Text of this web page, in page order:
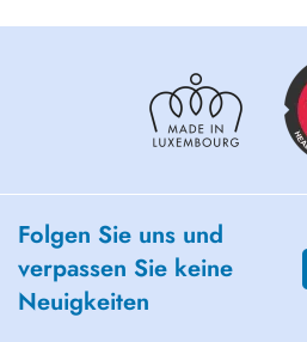
Folgen Sie uns und
verpassen Sie keine
Neuigkeiten